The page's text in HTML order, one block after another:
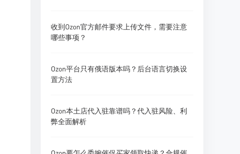
收到Ozon官方邮件要求上传文件，需要注意
哪些事项？
Ozon平台只有俄语版本吗？后台语言切换设
置方法
Ozon本土店代入驻靠谱吗？代入驻风险、利
弊全面解析